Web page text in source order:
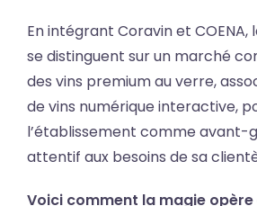
En intégrant Coravin et
se distinguent sur un marché
des vins premium au verre,
de vins numérique interactive,
l’établissement comme avant-
attentif aux besoins de sa
Voici comment la magie